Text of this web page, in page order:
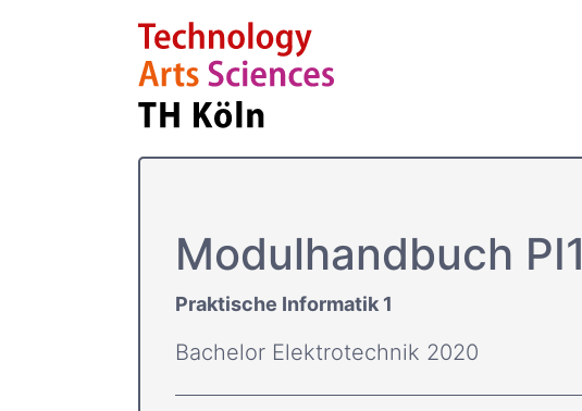
Modulhandbuch PI1
Praktische Informatik 1
Bachelor Elektrotechnik 2020